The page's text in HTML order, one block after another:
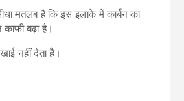
मतलब है कि इस इलाके में कार्बन का
बढ़ा है।
नहीं देता है।